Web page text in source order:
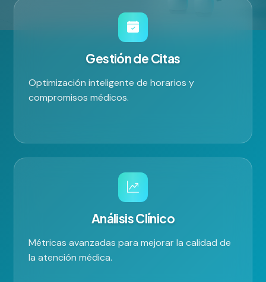
Gestión de Citas
Optimización inteligente de horarios y
compromisos médicos.
Análisis Clínico
Métricas avanzadas para mejorar la calidad de
la atención médica.